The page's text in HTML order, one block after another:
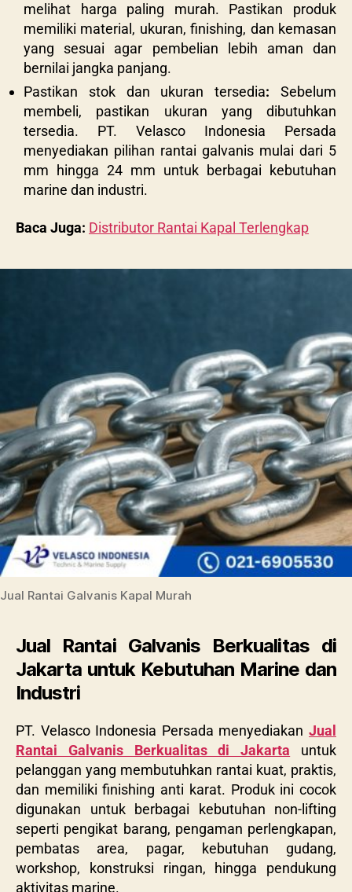
melihat harga paling murah. Pastikan produk
memiliki material, ukuran, finishing, dan kemasan
yang sesuai agar pembelian lebih aman dan
bernilai jangka panjang.
Pastikan stok dan ukuran tersedia:Sebelum
membeli, pastikan ukuran yang dibutuhkan
tersedia. PT. Velasco Indonesia Persada
menyediakan pilihan rantai galvanis mulai dari 5
mm hingga 24 mm untuk berbagai kebutuhan
marine dan industri.
Baca Juga: Distributor Rantai Kapal Terlengkap
Jual Rantai Galvanis Kapal Murah
Jual Rantai Galvanis Berkualitas di
Jakarta untuk Kebutuhan Marine dan
Industri
PT. Velasco Indonesia Persada menyediakan Jual
Rantai Galvanis Berkualitas di Jakarta untuk
pelanggan yang membutuhkan rantai kuat, praktis,
dan memiliki finishing anti karat. Produk ini cocok
digunakan untuk berbagai kebutuhan non-lifting
seperti pengikat barang, pengaman perlengkapan,
pembatas area, pagar, kebutuhan gudang,
workshop, konstruksi ringan, hingga pendukung
aktivitas marine.